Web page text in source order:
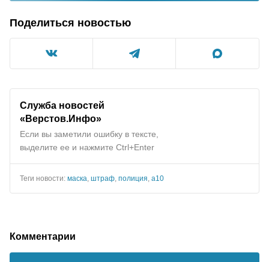
Поделиться новостью
Служба новостей
«Верстов.Инфо»
Если вы заметили ошибку в тексте,
выделите ее и нажмите Ctrl+Enter
Теги новости: маска штраф полиция а10
Комментарии